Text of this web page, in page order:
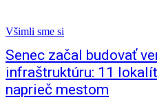
Všimli sme si
Senec začal budovať
infraštruktúru: 11
naprieč mestom